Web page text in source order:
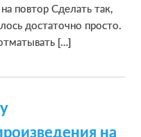
повтор Сделать так,
достаточно просто.
[…]
на